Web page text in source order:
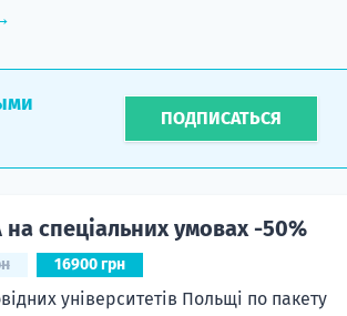
ПОДПИСАТЬСЯ
на спеціальних умовах -50%
16900 грн
університетів Польщі по пакету